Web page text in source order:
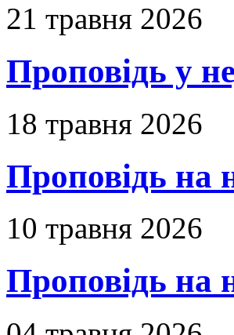
21 травня 2026
Проповідь у
18 травня 2026
Проповідь на
10 травня 2026
Проповідь на